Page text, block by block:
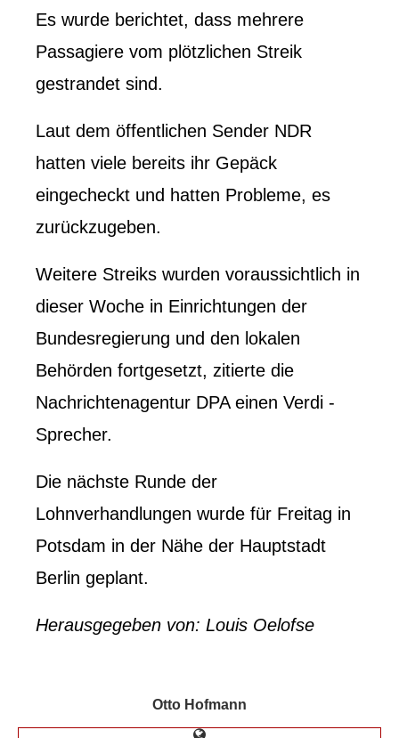
Es wurde berichtet, dass mehrere
Passagiere vom plötzlichen Streik
gestrandet sind.
Laut dem öffentlichen Sender NDR
hatten viele bereits ihr Gepäck
eingecheckt und hatten Probleme, es
zurückzugeben.
Weitere Streiks wurden voraussichtlich in
dieser Woche in Einrichtungen der
Bundesregierung und den lokalen
Behörden fortgesetzt, zitierte die
Nachrichtenagentur DPA einen Verdi -
Sprecher.
Die nächste Runde der
Lohnverhandlungen wurde für Freitag in
Potsdam in der Nähe der Hauptstadt
Berlin geplant.
Herausgegeben von: Louis Oelofse
Otto Hofmann